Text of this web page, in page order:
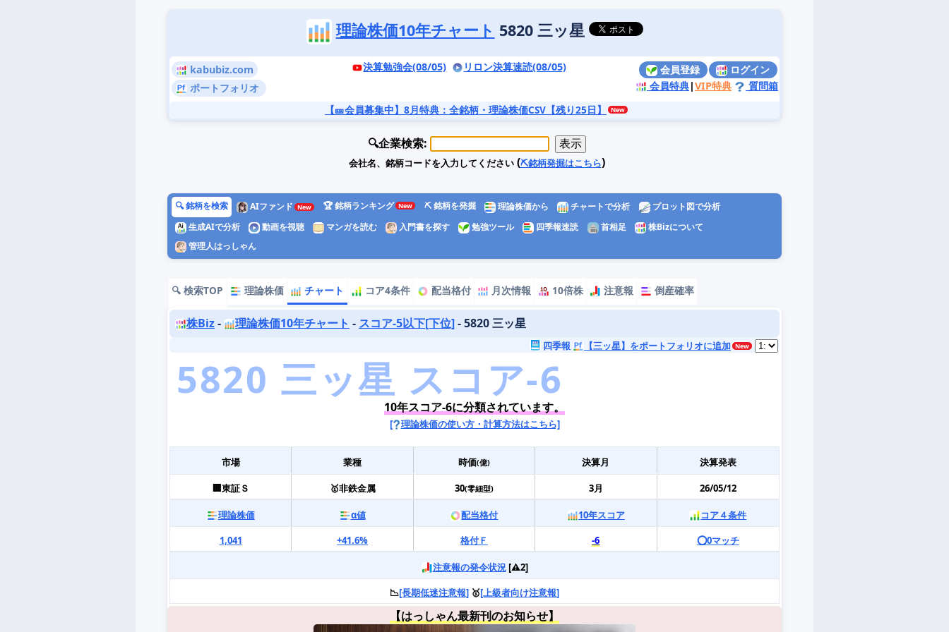
理論株価10年チャート 5820 三ッ星
kabubiz.com
ポートフォリオ
会員登録
ログイン
会員特典|VIP特典 質問箱
決算勉強会(08/05) リロン決算速読(08/05)
【🎫会員募集中】8月特典 ：全銘柄・理論株価CSV【残り25日】
🔍企業検索:
会社名、銘柄コードを入力してください(⛏️銘柄発掘はこちら)
🔍 銘柄を検索 AIファンド 🏆 銘柄ランキング ⛏️ 銘柄を発掘 理論株価から チャートで分析
プロット図で分析
生成AIで分析
動画を視聴 マンガを読む 入門書を探す 勉強ツール 四季報速読 首相足
株Bizについて
管理人はっしゃん
🔍 検索TOP 理論株価 チャート コア4条件 配当格付 月次情報 10倍株 注意報 倒産確率
株Biz- 理論株価10年チャート - スコア-5以下[下位]- 5820 三ッ星
四季報 【三ッ星】をポートフォリオに追加
10年スコア-6に分類されています。
[ 理論株価の使い方・計算方法はこちら]
市場 業種 時価(億) 決算月 決算発表
🏢東証Ｓ 🥇非鉄金属 30(零細型) 3月 26/05/12
理論株価 α値 配当格付 10年スコア
コア４条件
1,041
+41.6% 格付Ｆ -6 ⭕️0マッチ
注意報の発令状況[⚠️2]
📉[長期低迷注意報] 🥇[上級者向け注意報]
【はっしゃん最新刊のお知らせ】